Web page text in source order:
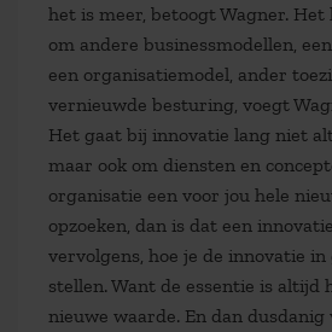
het is meer, betoogt Wagner. Het
om andere businessmodellen,
een organisatiemodel, ander
vernieuwde besturing, voegt
Het gaat bij innovatie lang niet
maar ook om diensten en
organisatie een voor jou hele
opzoeken, dan is dat een
vervolgens, hoe je de innovatie
stellen. Want de essentie is altijd
nieuwe waarde. En dan